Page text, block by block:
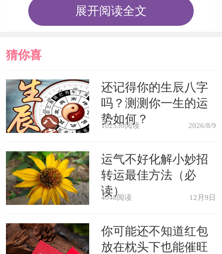
男人梦见自己做手术，表示你可能
平时树敌过多，有人对你心怀恨意。
梦见亲戚给自己做手术，暗示你会
与亲戚发生意见分歧。
梦见自己在给别人做手术，则表示
你可能会被卷入法律纠纷，需要想办法
理清资料。
心理学解梦
梦境解说：没有人认为在医院在接
受手术是一件令人愉快的事，因此手术
展开阅读全文
猜你喜
欢
还记得你的生辰八字
吗？测测你一生的运
势如何？
102530阅读 2026/8/9
运气不好化解小妙招
转运最佳方法（必
读）
4048阅读 12月9日
你可能还不知道红包
放在枕头下也能催旺